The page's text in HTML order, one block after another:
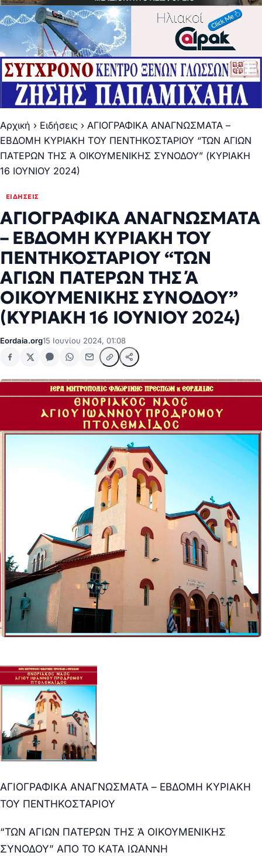
Αρχική › Ειδήσεις › ΑΓΙΟΓΡΑΦΙΚΑ ΑΝΑΓΝΩΣΜΑΤΑ –
ΕΒΔΟΜΗ ΚΥΡΙΑΚΗ ΤΟΥ ΠΕΝΤΗΚΟΣΤΑΡΙΟΥ “ΤΩΝ ΑΓΙΩΝ
ΠΑΤΕΡΩΝ ΤΗΣ Ά ΟΙΚΟΥΜΕΝΙΚΗΣ ΣΥΝΟΔΟΥ” (ΚΥΡΙΑΚΗ
16 ΙΟΥΝΙΟΥ 2024)
ΕΙΔΉΣΕΙΣ
ΑΓΙΟΓΡΑΦΙΚΑ ΑΝΑΓΝΩΣΜΑΤΑ
– ΕΒΔΟΜΗ ΚΥΡΙΑΚΗ ΤΟΥ
ΠΕΝΤΗΚΟΣΤΑΡΙΟΥ “ΤΩΝ
ΑΓΙΩΝ ΠΑΤΕΡΩΝ ΤΗΣ Ά
ΟΙΚΟΥΜΕΝΙΚΗΣ ΣΥΝΟΔΟΥ”
(ΚΥΡΙΑΚΗ 16 ΙΟΥΝΙΟΥ 2024)
Eordaia.org15 Ιουνίου 2024, 01:08
ΑΓΙΟΓΡΑΦΙΚΑ ΑΝΑΓΝΩΣΜΑΤΑ – ΕΒΔΟΜΗ ΚΥΡΙΑΚΗ
ΤΟΥ ΠΕΝΤΗΚΟΣΤΑΡΙΟΥ
“ΤΩΝ ΑΓΙΩΝ ΠΑΤΕΡΩΝ ΤΗΣ Ά ΟΙΚΟΥΜΕΝΙΚΗΣ
ΣΥΝΟΔΟΥ” ΑΠΟ ΤΟ ΚΑΤΑ ΙΩΑΝΝΗ